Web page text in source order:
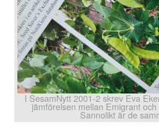
I SesamNytt 2001-2 skrev Eva
jämförelsen mellan Emigrant
Sannolikt är de